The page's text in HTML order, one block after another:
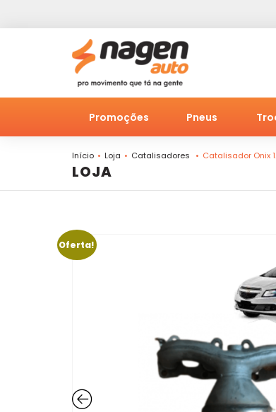
Promoções Pneus
Início Loja Catalisadores Catalisador Onix
LOJA
Oferta!